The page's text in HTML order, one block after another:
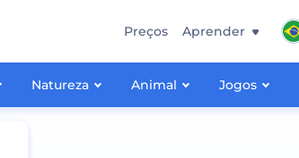
Natureza Animal Jogos
Preços Aprender